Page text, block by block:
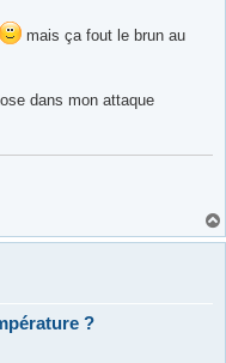
mais ça fout le brun au
dans mon attaque
?